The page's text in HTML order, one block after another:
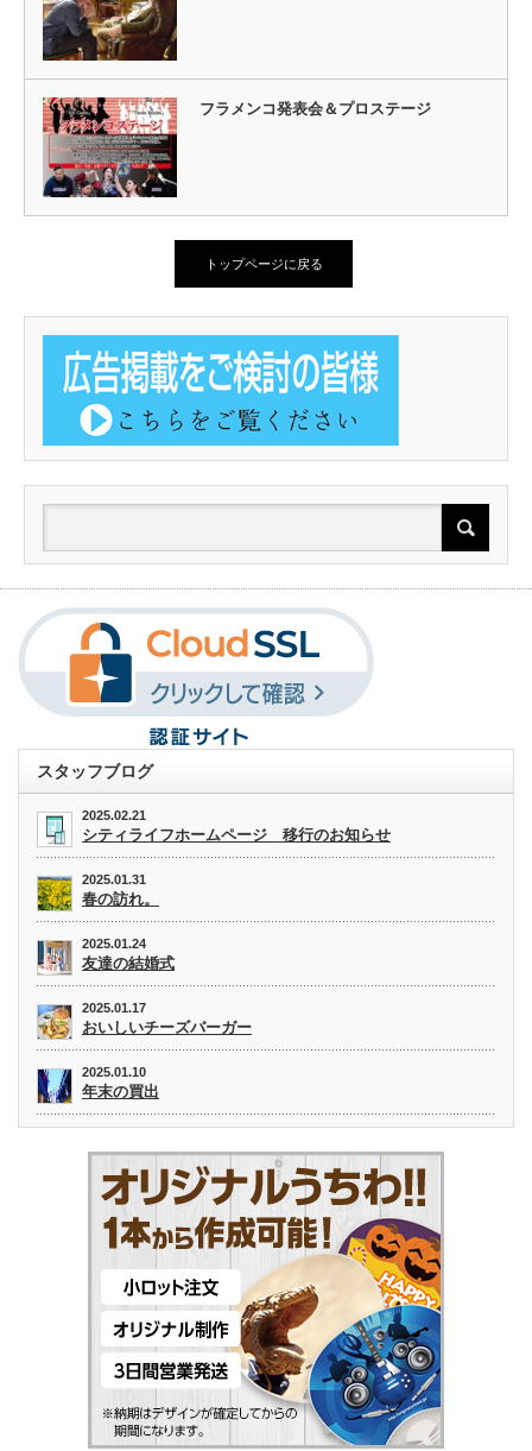
フラメンコ発表会＆プロステージ
トップページに戻る
スタッフブログ
2025.02.21
シティライフホームページ 移行のお知らせ
2025.01.31
春の訪れ。
2025.01.24
友達の結婚式
2025.01.17
おいしいチーズバーガー
2025.01.10
年末の買出